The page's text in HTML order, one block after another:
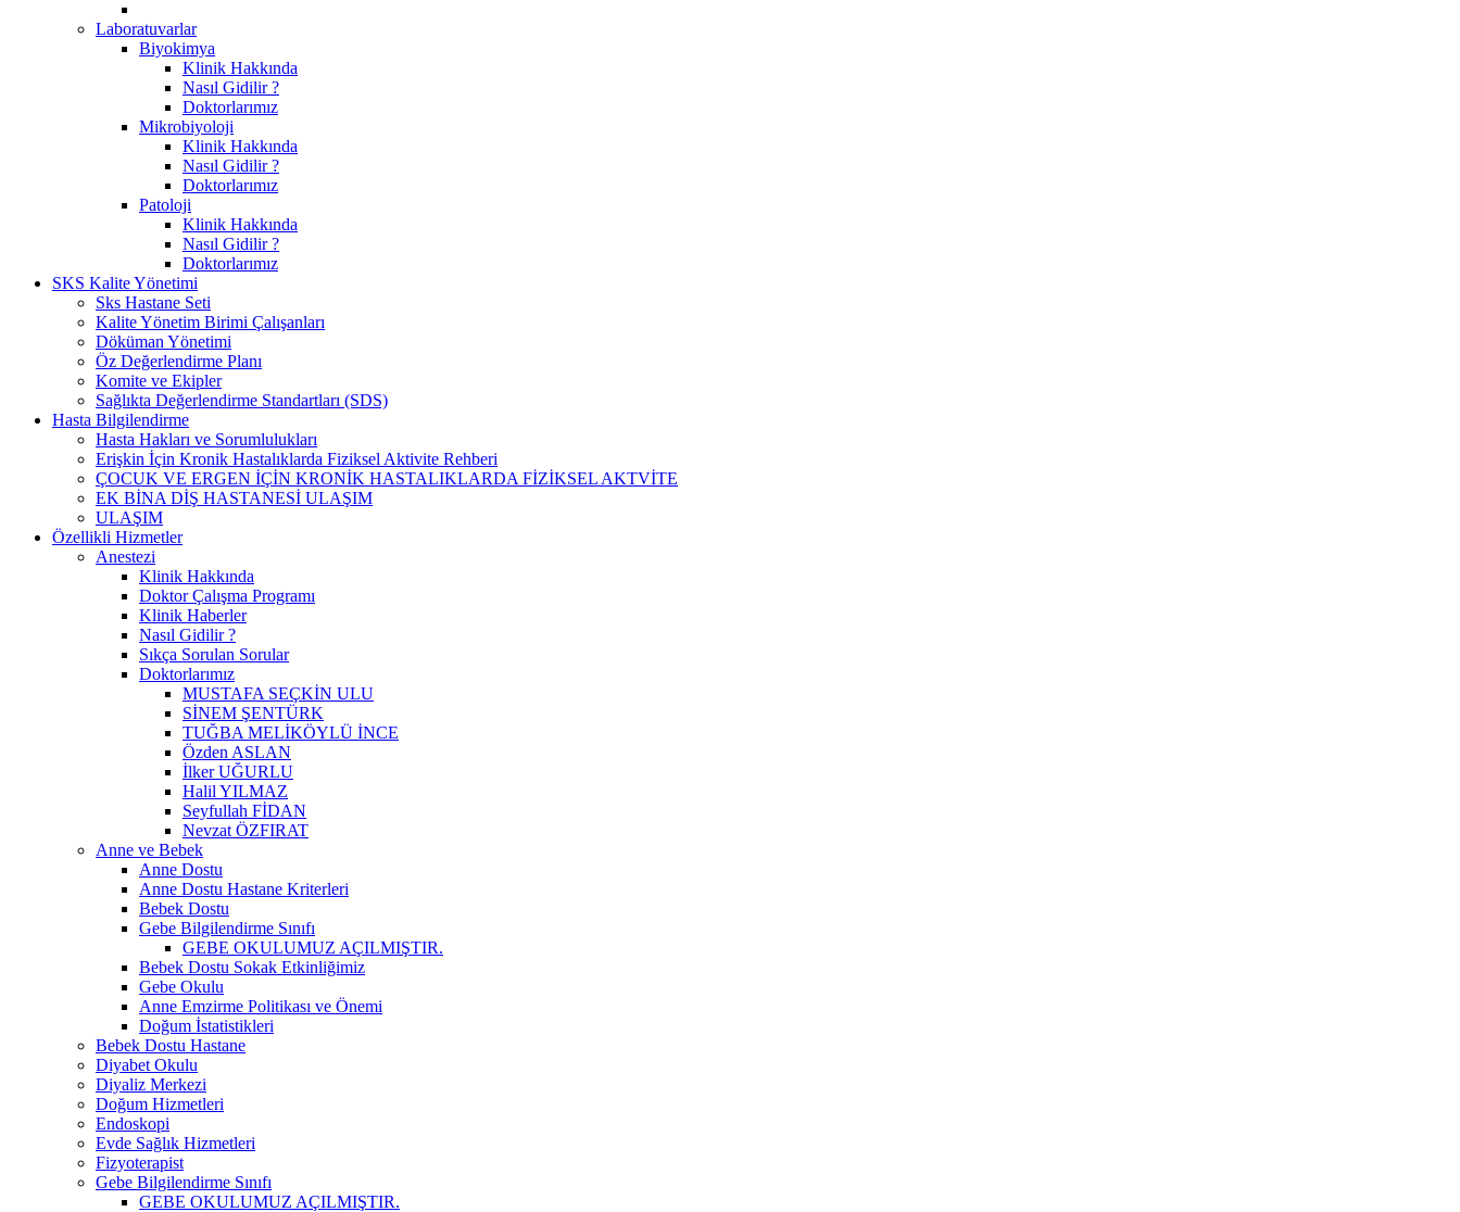
Laboratuvarlar
Biyokimya
Klinik Hakkında
Nasıl Gidilir ?
Doktorlarımız
Mikrobiyoloji
Klinik Hakkında
Nasıl Gidilir ?
Doktorlarımız
Patoloji
Klinik Hakkında
Nasıl Gidilir ?
Doktorlarımız
SKS Kalite Yönetimi
Sks Hastane Seti
Kalite Yönetim Birimi Çalışanları
Döküman Yönetimi
Öz Değerlendirme Planı
Komite ve Ekipler
Sağlıkta Değerlendirme Standartları (SDS)
Hasta Bilgilendirme
Hasta Hakları ve Sorumlulukları
Erişkin İçin Kronik Hastalıklarda Fiziksel Aktivite Rehberi
ÇOCUK VE ERGEN İÇİN KRONİK HASTALIKLARDA FİZİKSEL AKTVİTE
EK BİNA DİŞ HASTANESİ ULAŞIM
ULAŞIM
Özellikli Hizmetler
Anestezi
Klinik Hakkında
Doktor Çalışma Programı
Klinik Haberler
Nasıl Gidilir ?
Sıkça Sorulan Sorular
Doktorlarımız
MUSTAFA SEÇKİN ULU
SİNEM ŞENTÜRK
TUĞBA MELİKÖYLÜ İNCE
Özden ASLAN
İlker UĞURLU
Halil YILMAZ
Seyfullah FİDAN
Nevzat ÖZFIRAT
Anne ve Bebek
Anne Dostu
Anne Dostu Hastane Kriterleri
Bebek Dostu
Gebe Bilgilendirme Sınıfı
GEBE OKULUMUZ AÇILMIŞTIR.
Bebek Dostu Sokak Etkinliğimiz
Gebe Okulu
Anne Emzirme Politikası ve Önemi
Doğum İstatistikleri
Bebek Dostu Hastane
Diyabet Okulu
Diyaliz Merkezi
Doğum Hizmetleri
Endoskopi
Evde Sağlık Hizmetleri
Fizyoterapist
Gebe Bilgilendirme Sınıfı
GEBE OKULUMUZ AÇILMIŞTIR.